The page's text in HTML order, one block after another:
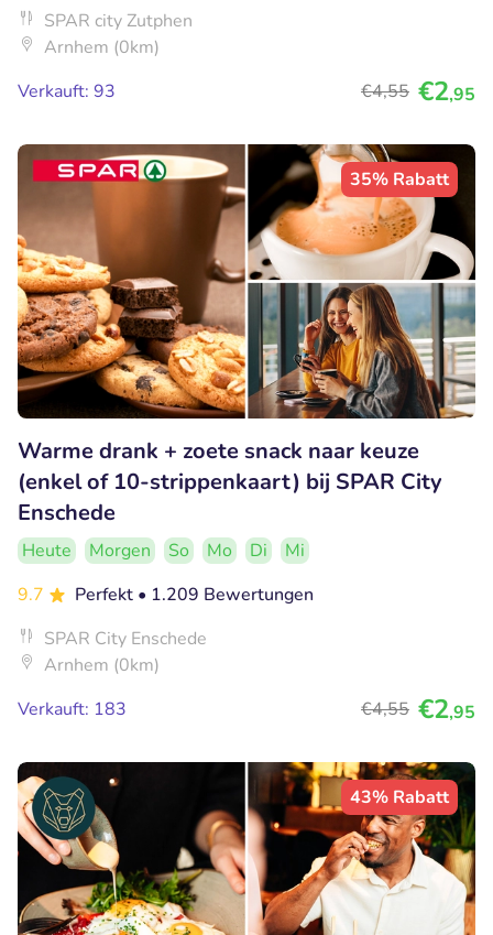
SPAR city Zutphen
Arnhem (0km)
Verkauft: 93
€4,55 €2,95
35% Rabatt
Warme drank + zoete snack naar keuze
(enkel of 10-strippenkaart) bij SPAR City
Enschede
Heute Morgen So Mo Di
Mi
9.7
Perfekt • 1.209 Bewertungen
SPAR City Enschede
Arnhem (0km)
Verkauft: 183
€4,55 €2,95
43% Rabatt